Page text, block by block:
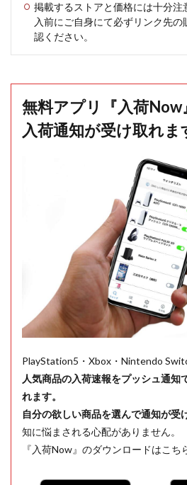
掲載するストアと価格には十分
入前にご自身にて必ずリンク先
認ください。
無料アプリ『入荷Now
入荷通知が受け取れま
PlayStation5・Xbox・Nintendo
人気商品の入荷速報をプッシュ通知
れます。
自分の欲しい商品を選んで通知が受
知に悩まされる心配がありません。
『入荷Now』のダウンロードはこち